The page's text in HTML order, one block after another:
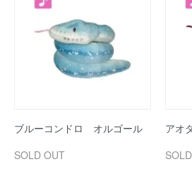
ブルーコンドロ オルゴール
SOLD OUT
アオ